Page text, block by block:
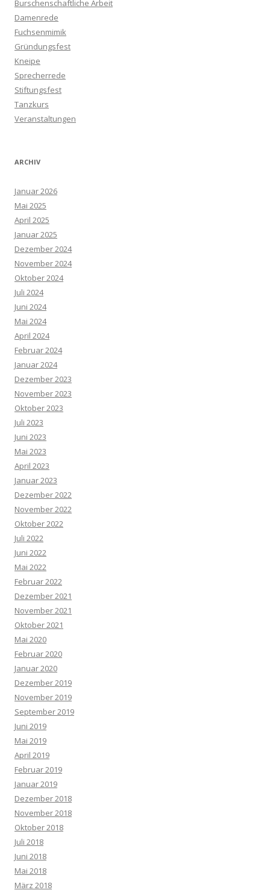
Burschenschaftliche Arbeit
Damenrede
Fuchsenmimik
Gründungsfest
Kneipe
Sprecherrede
Stiftungsfest
Tanzkurs
Veranstaltungen
ARCHIV
Januar 2026
Mai 2025
April 2025
Januar 2025
Dezember 2024
November 2024
Oktober 2024
Juli 2024
Juni 2024
Mai 2024
April 2024
Februar 2024
Januar 2024
Dezember 2023
November 2023
Oktober 2023
Juli 2023
Juni 2023
Mai 2023
April 2023
Januar 2023
Dezember 2022
November 2022
Oktober 2022
Juli 2022
Juni 2022
Mai 2022
Februar 2022
Dezember 2021
November 2021
Oktober 2021
Mai 2020
Februar 2020
Januar 2020
Dezember 2019
November 2019
September 2019
Juni 2019
Mai 2019
April 2019
Februar 2019
Januar 2019
Dezember 2018
November 2018
Oktober 2018
Juli 2018
Juni 2018
Mai 2018
März 2018